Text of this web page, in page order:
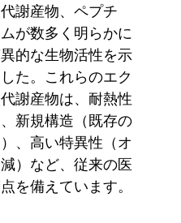
謝産物、ペプチ
が数多く明らかに
的な生物活性を示
た。これらのエク
謝産物は、耐熱性
新規構造（既存の
、高い特異性（オ
）など、従来の医
を備えています。